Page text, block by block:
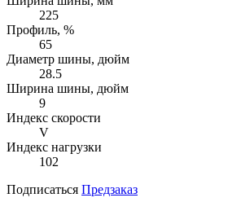
225
Профиль, %
65
Диаметр шины, дюйм
28.5
Ширина шины, дюйм
9
Индекс скорости
V
Индекс нагрузки
102
Подписаться Предзаказ